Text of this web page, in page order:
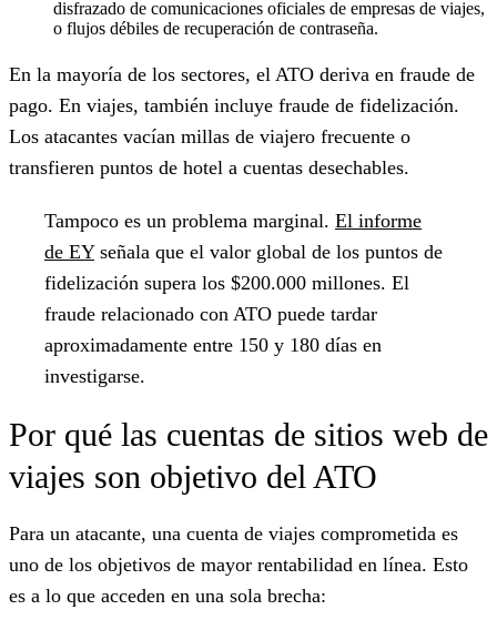
disfrazado de comunicaciones oficiales de empresas de viajes,
o flujos débiles de recuperación de contraseña.
En la mayoría de los sectores, el ATO deriva en fraude de
pago. En viajes, también incluye fraude de fidelización.
Los atacantes vacían millas de viajero frecuente o
transfieren puntos de hotel a cuentas desechables.
Tampoco es un problema marginal. El informe
de EYseñala que el valor global de los puntos de
fidelización supera los $200.000 millones. El
fraude relacionado con ATO puede tardar
aproximadamente entre 150 y 180 días en
investigarse.
Por qué las cuentas de sitios web de
viajes son objetivo del ATO
Para un atacante, una cuenta de viajes comprometida es
uno de los objetivos de mayor rentabilidad en línea. Esto
es a lo que acceden en una sola brecha: